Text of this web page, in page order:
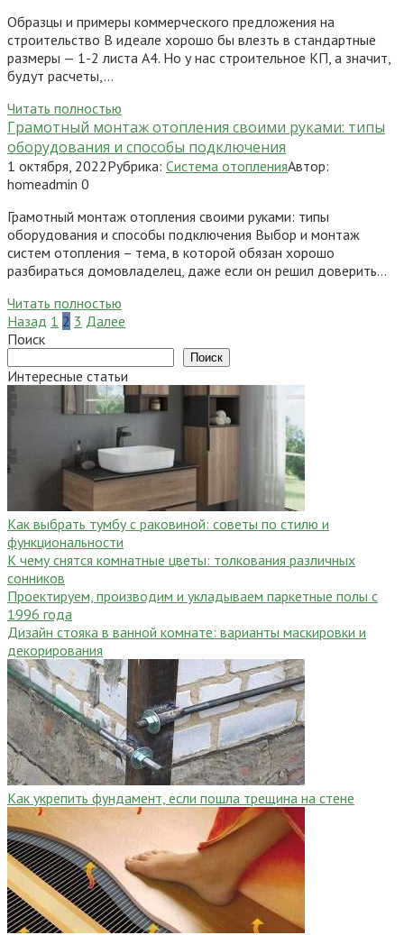
Образцы и примеры коммерческого предложения на
строительство В идеале хорошо бы влезть в стандартные
размеры — 1-2 листа А4. Но у нас строительное КП, а значит,
будут расчеты,…
Читать полностью
Грамотный монтаж отопления своими руками: типы
оборудования и способы подключения
1 октября, 2022Рубрика: Система отопленияАвтор:
homeadmin 0
Грамотный монтаж отопления своими руками: типы
оборудования и способы подключения Выбор и монтаж
систем отопления – тема, в которой обязан хорошо
разбираться домовладелец, даже если он решил доверить…
Читать полностью
Пагинация
записей
Назад 1 2 3 Далее
Поиск
Поиск
Интересные статьи
Как выбрать тумбу с раковиной: советы по стилю и
функциональности
К чему снятся комнатные цветы: толкования различных
сонников
Проектируем, производим и укладываем паркетные полы c
1996 года
Дизайн стояка в ванной комнате: варианты маскировки и
декорирования
Как укрепить фундамент, если пошла трещина на стене